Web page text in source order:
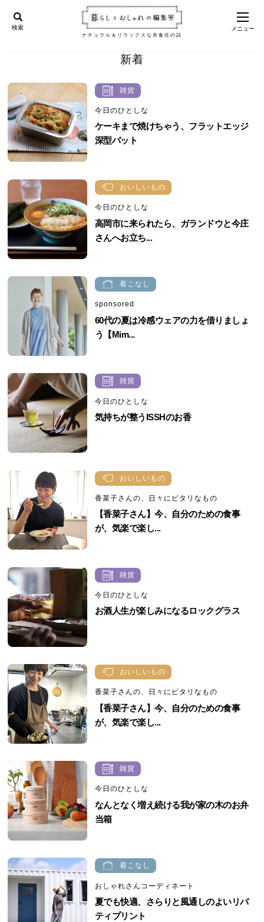
ナチュラル＆リラックスな衣食住の話
検索 メニュー
新着
雑貨
今日のひとしな
ケーキまで焼けちゃう、フラットエッジ
深型バット
おいしいもの
今日のひとしな
高岡市に来られたら、ガランドウと今庄
さんへお立ち...
着こなし
sponsored
60代の夏は冷感ウェアの力を借りましょ
う【Mim...
雑貨
今日のひとしな
気持ちが整うISSHのお香
おいしいもの
香菜子さんの、日々にピタリなもの
【香菜子さん】今、自分のための食事
が、気楽で楽し...
雑貨
今日のひとしな
お酒人生が楽しみになるロックグラス
おいしいもの
香菜子さんの、日々にピタリなもの
【香菜子さん】今、自分のための食事
が、気楽で楽し...
雑貨
今日のひとしな
なんとなく増え続ける我が家の木のお弁
当箱
着こなし
おしゃれさんコーディネート
夏でも快適、さらりと風通しのよいリバ
ティプリント